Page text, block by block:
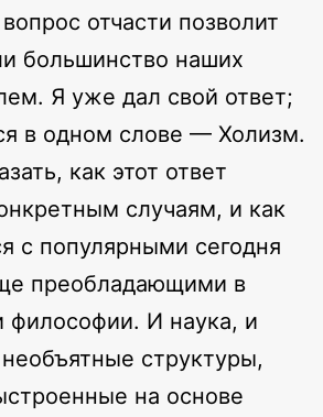
отчасти позволит
большинство наших
Я уже дал свой ответ;
в одном слове — Холизм.
как этот ответ
случаям, и как
с популярными сегодня
преобладающими в
философии. И наука, и
структуры,
на основе